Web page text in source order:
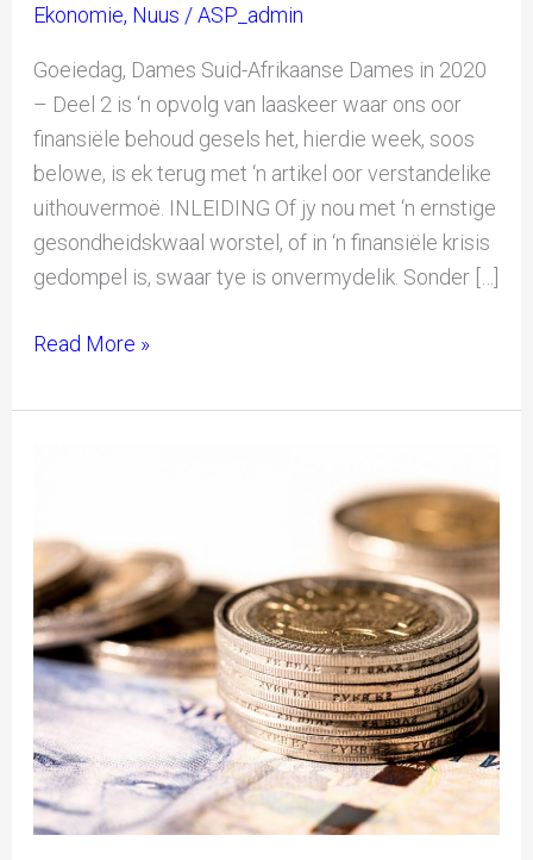
Ekonomie, Nuus /ASP_admin
Goeiedag, Dames Suid-Afrikaanse Dames in 2020
– Deel 2 is ‘n opvolg van laaskeer waar ons oor
finansiële behoud gesels het, hierdie week, soos
belowe, is ek terug met ‘n artikel oor verstandelike
uithouvermoë. INLEIDING Of jy nou met ‘n ernstige
gesondheidskwaal worstel, of in ‘n finansiële krisis
gedompel is, swaar tye is onvermydelik. Sonder […]
Read More »
Suid-
Afrikaanse
Dames
in
2020
–
Deel
1
(Finansiële